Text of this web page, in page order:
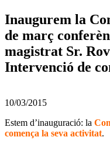
Inaugurem la
de març
magistrat Sr.
Intervenció de
10/03/2015
Estem d’inauguració: la
comença la seva activitat.